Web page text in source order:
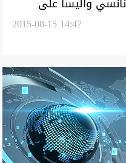
2015-08-15 14:47